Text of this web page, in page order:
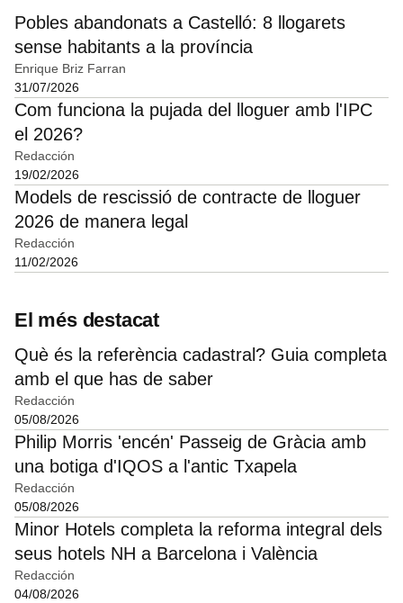
Pobles abandonats a Castelló: 8 llogarets
sense habitants a la província
Enrique Briz Farran
31/07/2026
Com funciona la pujada del lloguer amb l'IPC
el 2026?
Redacción
19/02/2026
Models de rescissió de contracte de lloguer
2026 de manera legal
Redacción
11/02/2026
El més destacat
Què és la referència cadastral? Guia completa
amb el que has de saber
Redacción
05/08/2026
Philip Morris 'encén' Passeig de Gràcia amb
una botiga d'IQOS a l'antic Txapela
Redacción
05/08/2026
Minor Hotels completa la reforma integral dels
seus hotels NH a Barcelona i València
Redacción
04/08/2026